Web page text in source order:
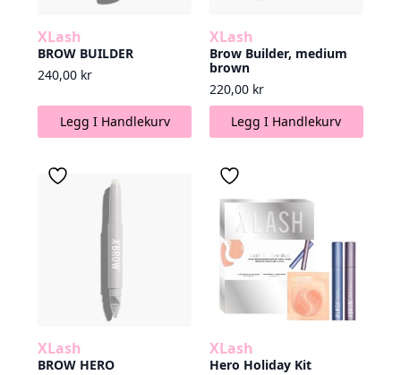
XLash
BROW BUILDER
240,00 kr
Legg I Handlekurv
XLash
Brow Builder, medium
brown
220,00 kr
Legg I Handlekurv
XLash
BROW HERO
XLash
Hero Holiday Kit